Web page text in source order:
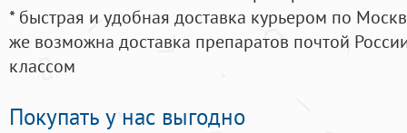
* быстрая и удобная доставка курьером по
же возможна доставка препаратов почтой
классом
Покупать у нас выгодно